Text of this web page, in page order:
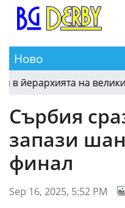
Ново
16:20 Шакил О'Нийл
Сърбия
запази
финал
Sep 16, 2025, 5:52 PM